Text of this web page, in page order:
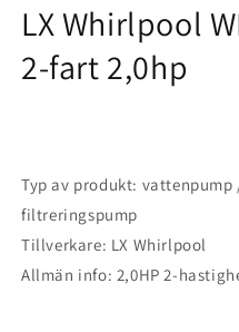
LX Whirlpool
2-fart 2,0hp
Typ av produkt:
filtreringspump
Tillverkare: LX Whirlpool
Allmän info: 2,0HP 2-